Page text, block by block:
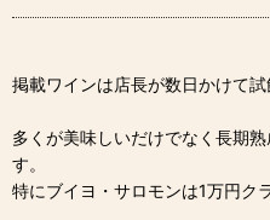
掲載ワインは店長が数日かけて試
多くが美味しいだけでなく長期
す。
特にブイヨ・サロモンは1万円ク